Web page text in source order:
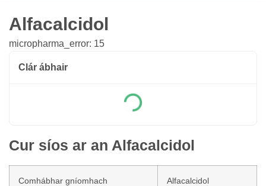
Alfacalcidol
micropharma_error: 15
Clár ábhair
Cur síos ar an Alfacalcidol
Comhábhar gníomhach Alfacalcidol